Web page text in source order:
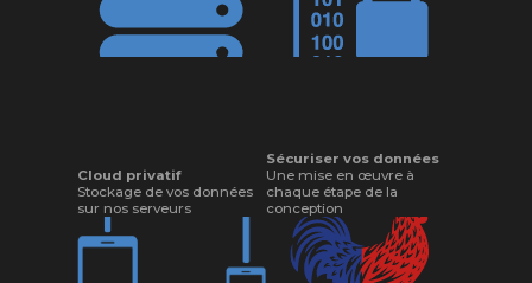
Cloud privatif
Stockage de vos données
sur nos serveurs
Sécuriser vos données
Une mise en œuvre à
chaque étape de la
conception